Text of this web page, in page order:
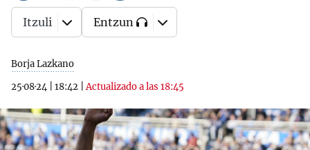
Borja Lazkano
25·08·24
18:42 |Actualizado a las 18:45
Itzuli Entzun